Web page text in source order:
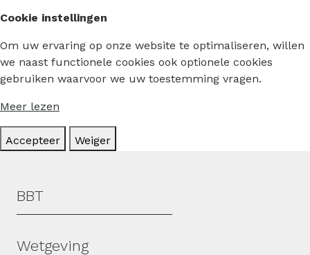
Cookie instellingen
Om uw ervaring op onze website te optimaliseren, willen
we naast functionele cookies ook optionele cookies
gebruiken waarvoor we uw toestemming vragen.
Meer lezen
Accepteer Weiger
Hoofdmenu
BBT
Wetgeving